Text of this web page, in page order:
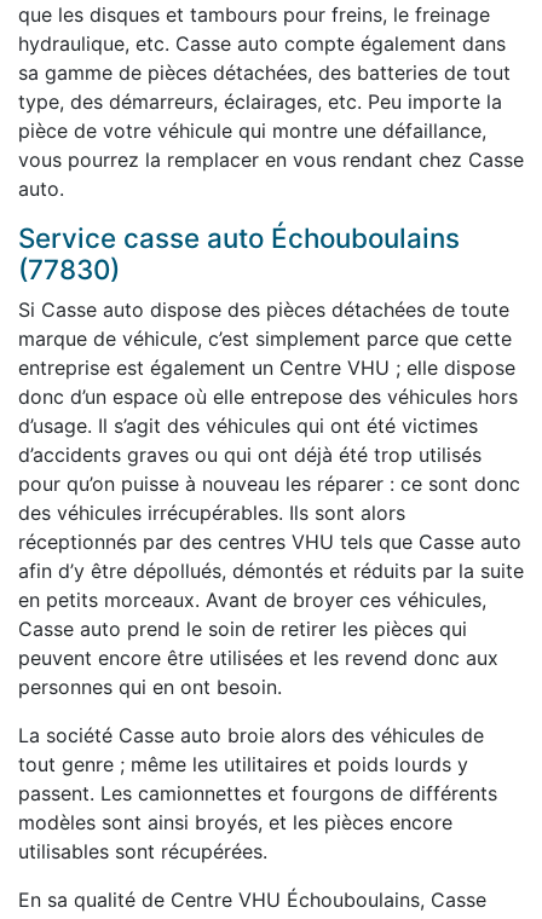
que les disques et tambours pour freins, le freinage
hydraulique, etc. Casse auto compte également dans
sa gamme de pièces détachées, des batteries de tout
type, des démarreurs, éclairages, etc. Peu importe la
pièce de votre véhicule qui montre une défaillance,
vous pourrez la remplacer en vous rendant chez Casse
auto.
Service casse auto Échouboulains
(77830)
Si Casse auto dispose des pièces détachées de toute
marque de véhicule, c’est simplement parce que cette
entreprise est également un Centre VHU ; elle dispose
donc d’un espace où elle entrepose des véhicules hors
d’usage. Il s’agit des véhicules qui ont été victimes
d’accidents graves ou qui ont déjà été trop utilisés
pour qu’on puisse à nouveau les réparer : ce sont donc
des véhicules irrécupérables. Ils sont alors
réceptionnés par des centres VHU tels que Casse auto
afin d’y être dépollués, démontés et réduits par la suite
en petits morceaux. Avant de broyer ces véhicules,
Casse auto prend le soin de retirer les pièces qui
peuvent encore être utilisées et les revend donc aux
personnes qui en ont besoin.
La société Casse auto broie alors des véhicules de
tout genre ; même les utilitaires et poids lourds y
passent. Les camionnettes et fourgons de différents
modèles sont ainsi broyés, et les pièces encore
utilisables sont récupérées.
En sa qualité de Centre VHU Échouboulains, Casse